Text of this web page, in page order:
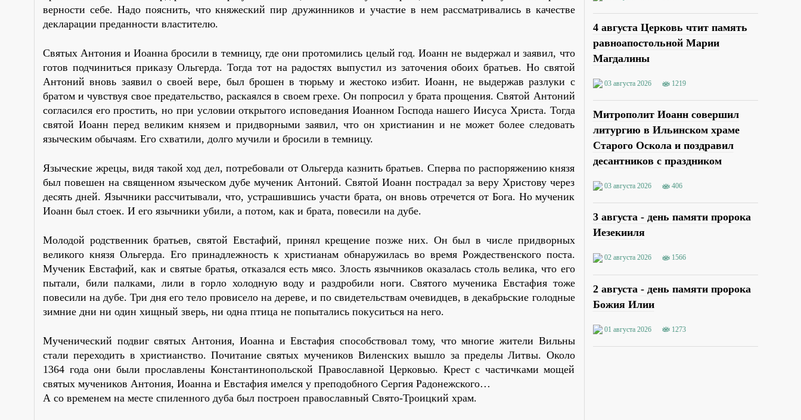
верности себе. Надо пояснить, что княжеский пир дружинников и участие в нем рассматривались в качестве
декларации преданности властителю.
Святых Антония и Иоанна бросили в темницу, где они протомились целый год. Иоанн не выдержал и заявил, что
готов подчиниться приказу Ольгерда. Тогда тот на радостях выпустил из заточения обоих братьев. Но святой
Антоний вновь заявил о своей вере, был брошен в тюрьму и жестоко избит. Иоанн, не выдержав разлуки с
братом и чувствуя свое предательство, раскаялся в своем грехе. Он попросил у брата прощения. Святой Антоний
согласился его простить, но при условии открытого исповедания Иоанном Господа нашего Иисуса Христа. Тогда
святой Иоанн перед великим князем и придворными заявил, что он христианин и не может более следовать
языческим обычаям. Его схватили, долго мучили и бросили в темницу.
Языческие жрецы, видя такой ход дел, потребовали от Ольгерда казнить братьев. Сперва по распоряжению князя
был повешен на священном языческом дубе мученик Антоний. Святой Иоанн пострадал за веру Христову через
десять дней. Язычники рассчитывали, что, устрашившись участи брата, он вновь отречется от Бога. Но мученик
Иоанн был стоек. И его язычники убили, а потом, как и брата, повесили на дубе.
Молодой родственник братьев, святой Евстафий, принял крещение позже них. Он был в числе придворных
великого князя Ольгерда. Его принадлежность к христианам обнаружилась во время Рождественского поста.
Мученик Евстафий, как и святые братья, отказался есть мясо. Злость язычников оказалась столь велика, что его
пытали, били палками, лили в горло холодную воду и раздробили ноги. Святого мученика Евстафия тоже
повесили на дубе. Три дня его тело провисело на дереве, и по свидетельствам очевидцев, в декабрьские голодные
зимние дни ни один хищный зверь, ни одна птица не попытались покуситься на него.
Мученический подвиг святых Антония, Иоанна и Евстафия способствовал тому, что многие жители Вильны
стали переходить в христианство. Почитание святых мучеников Виленских вышло за пределы Литвы. Около
1364 года они были прославлены Константинопольской Православной Церковью. Крест с частичками мощей
святых мучеников Антония, Иоанна и Евстафия имелся у преподобного Сергия Радонежского…
А со временем на месте спиленного дуба был построен православный Свято-Троицкий храм.
4 августа Церковь чтит память
равноапостольной Марии
Магдалины
03 августа 2026 1219
Митрополит Иоанн совершил
литургию в Ильинском храме
Старого Оскола и поздравил
десантников с праздником
03 августа 2026 406
3 августа - день памяти пророка
Иезекииля
02 августа 2026 1566
2 августа - день памяти пророка
Божия Илии
01 августа 2026 1273